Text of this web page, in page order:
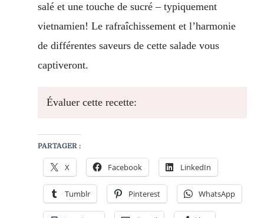
de
salé et une touche de sucré – typiquement
vietnamien! Le rafraîchissement et l’harmonie
de différentes saveurs de cette salade vous
captiveront.
Évaluer cette recette:
PARTAGER :
X Facebook LinkedIn
Tumblr Pinterest WhatsApp